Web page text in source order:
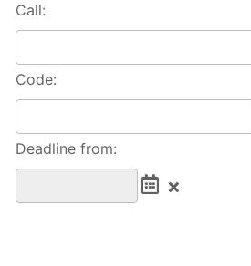
Call:
Code:
Deadline from: